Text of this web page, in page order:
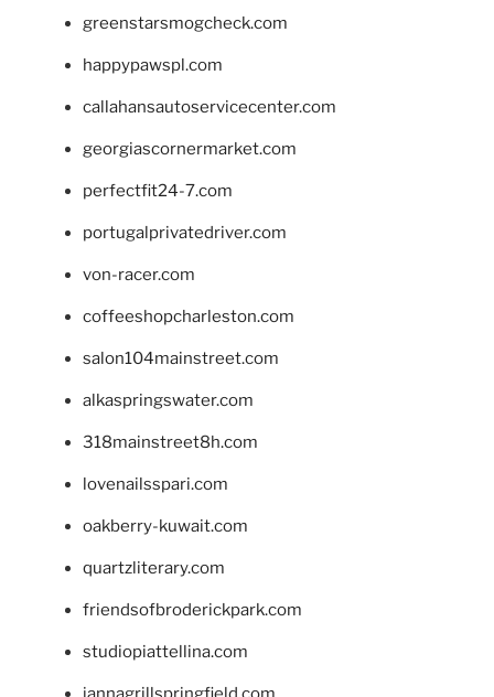
greenstarsmogcheck.com
happypawspl.com
callahansautoservicecenter.com
georgiascornermarket.com
perfectfit24-7.com
portugalprivatedriver.com
von-racer.com
coffeeshopcharleston.com
salon104mainstreet.com
alkaspringswater.com
318mainstreet8h.com
lovenailsspari.com
oakberry-kuwait.com
quartzliterary.com
friendsofbroderickpark.com
studiopiattellina.com